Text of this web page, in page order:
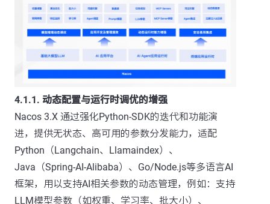
4.1.1. 动态配置与运行时调优的增强
Nacos 3.X 通过强化Python-SDK的迭代和功能演
进，提供无状态、高可用的参数分发能力，适配
Python（Langchain、Llamaindex）、
Java（Spring-AI-Alibaba）、Go/Node.js等多语言AI
框架，用以支持AI相关参数的动态管理，例如：支持
LLM模型参数（如权重、学习率、批大小）、